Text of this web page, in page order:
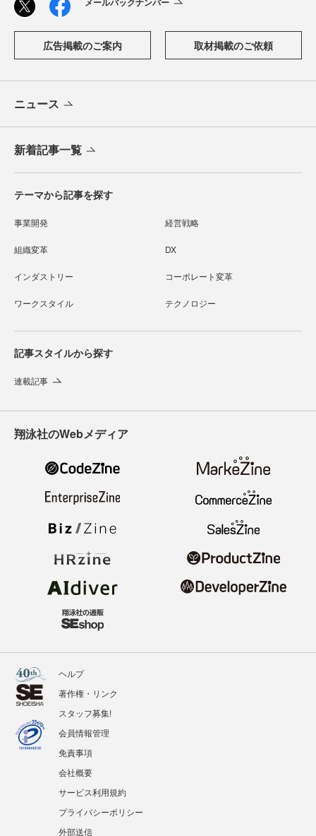
広告掲載のご案内 取材掲載のご依頼
ニュース
新着記事一覧
テーマから記事を探す
事業開発 経営戦略
組織変革 DX
インダストリー コーポレート変革
ワークスタイル テクノロジー
記事スタイルから探す
連載記事
翔泳社のWebメディア
ヘルプ
著作権・リンク
スタッフ募集!
会員情報管理
免責事項
会社概要
サービス利用規約
プライバシーポリシー
外部送信